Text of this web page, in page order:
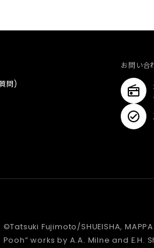
問)
お問い合
©Tatsuki Fujimoto/SHUEISHA,
Pooh” works by A.A. Milne and